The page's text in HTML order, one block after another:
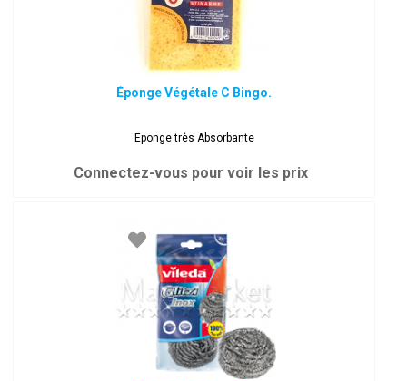
Éponge Végétale C Bingo.
Eponge très Absorbante
Connectez-vous pour voir les prix